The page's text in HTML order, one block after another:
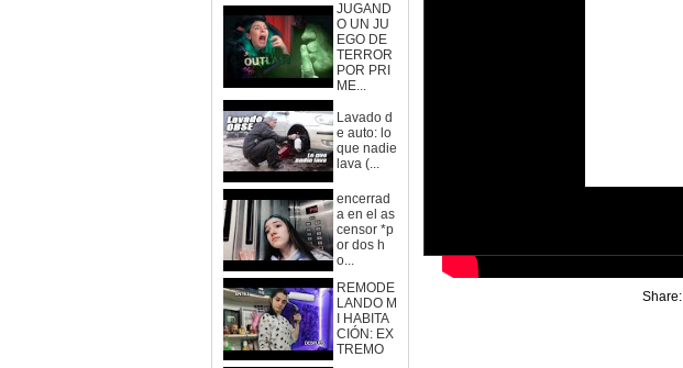
JUGAND
O UN JU
EGO DE
TERROR
POR PRI
ME...
Lavado d
e auto: lo
que nadie
lava (...
encerrad
a en el as
censor *p
or dos h
o...
REMODE
LANDO M
I HABITA
CIÓN: EX
TREMO
Share: